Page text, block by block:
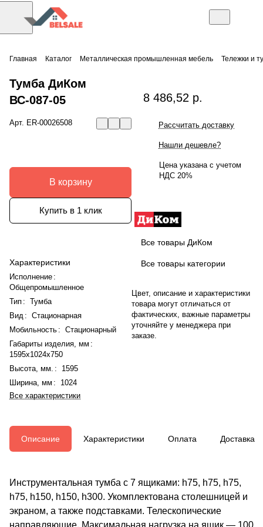
Главная Каталог Металлическая промышленная мебель Тележки и
Тумба ДиКом
ВС-087-05
Арт. ER-00026508
В корзину
Купить в 1 клик
Характеристики
Исполнение :
Общепромышленное
Тип : Тумба
Вид : Стационарная
Мобильность : Стационарный
Габариты изделия, мм :
1595x1024x750
Высота, мм. :
1595
Ширина, мм :
1024
Все характеристики
8 486,52 р.
Рассчитать доставку
Нашли дешевле?
Цена указана с учетом
НДС 20%
Все товары ДиКом
Все товары категории
Цвет, описание и характеристики
товара могут отличаться от
фактических, важные параметры
уточняйте у менеджера при
заказе.
Описание Характеристики Оплата Доставка
Инструментальная тумба с 7 ящиками: h75, h75, h75,
h75, h150, h150, h300. Укомплектована столешницей и
экраном, а также подставками. Телескопические
направляющие. Максимальная нагрузка на ящик — 100